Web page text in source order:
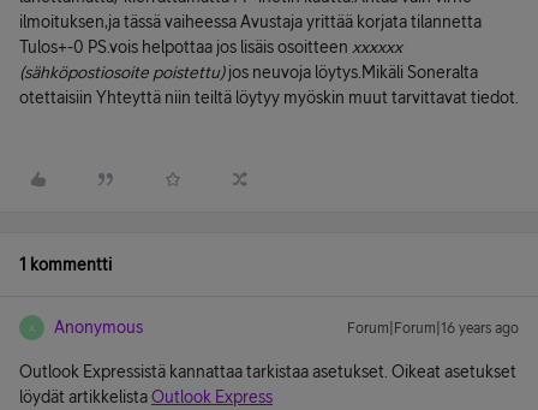
ilmoituksen,ja tässä vaiheessa Avustaja yrittää korjata tilannetta
Tulos+-0 PS.vois helpottaa jos lisäis osoitteen xxxxxx
(sähköpostiosoite poistettu)jos neuvoja löytys.Mikäli Soneralta
otettaisiin Yhteyttä niin teiltä löytyy myöskin muut tarvittavat tiedot.
1 kommentti
A Anonymous Forum|Forum|16 years ago
Outlook Expressistä kannattaa tarkistaa asetukset. Oikeat asetukset
löydät artikkelistaOutlook Express